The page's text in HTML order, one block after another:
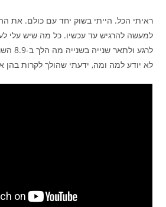
ראיתי הכל. הייתי בשוק יחד עם כולם. את
למעשה להרגיש עד עכשיו. כל מה שיש עלי
לרגע
לא יודע למה ומה, ידעתי שהולך לקרות בהן